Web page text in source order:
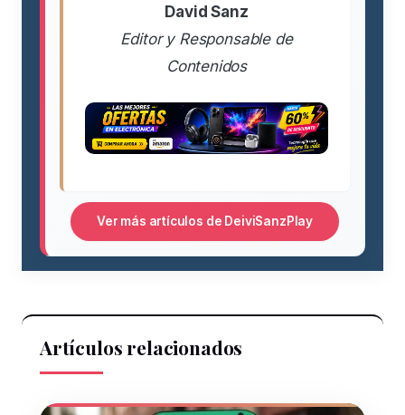
David Sanz
Editor y Responsable de
Contenidos
Ver más artículos de DeiviSanzPlay
Artículos relacionados